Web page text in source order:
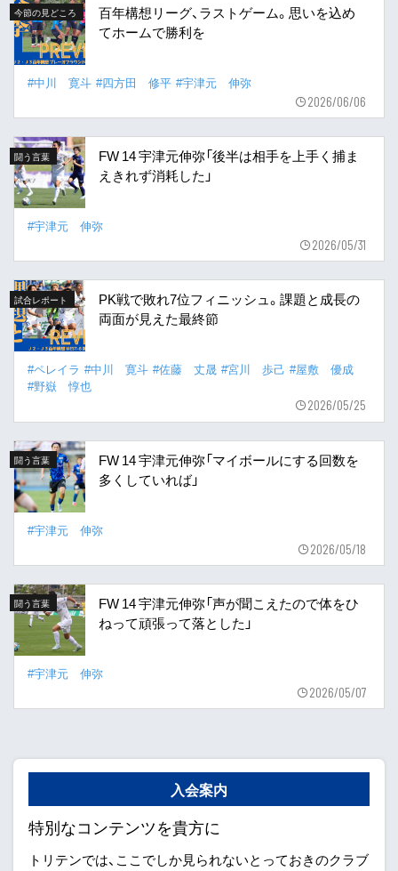
今節の見どころ
百年構想リーグ、ラストゲーム。思いを込め
てホームで勝利を
#中川 寛斗 #四方田 修平 #宇津元 伸弥
2026/06/06
闘う言葉
FW 14 宇津元伸弥「後半は相手を上手く捕ま
えきれず消耗した」
#宇津元 伸弥
2026/05/31
試合レポート
PK戦で敗れ7位フィニッシュ。課題と成長の
両面が見えた最終節
#ペレイラ #中川 寛斗 #佐藤 丈晟 #宮川 歩己 #屋敷 優成
#野嶽 惇也
2026/05/25
闘う言葉
FW 14 宇津元伸弥「マイボールにする回数を
多くしていれば」
#宇津元 伸弥
2026/05/18
闘う言葉
FW 14 宇津元伸弥「声が聞こえたので体をひ
ねって頑張って落とした」
#宇津元 伸弥
2026/05/07
入会案内
特別なコンテンツを貴方に
トリテンでは、ここでしか見られないとっておきのクラブ